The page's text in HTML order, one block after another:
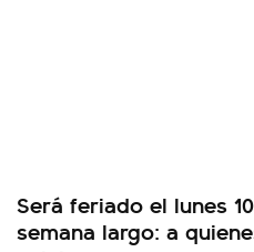
Será feriado el lunes
semana largo: a